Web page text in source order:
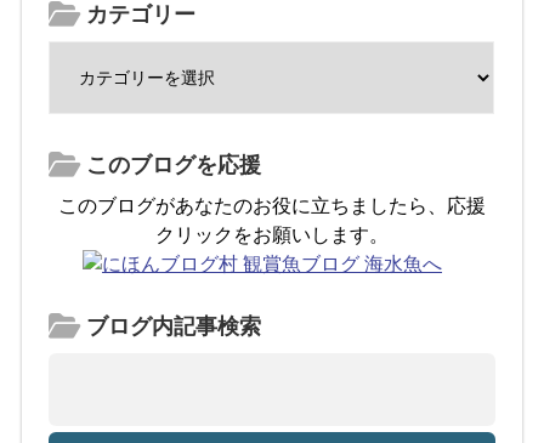
カテゴリー
このブログを応援
このブログがあなたのお役に立ちましたら、応援
クリックをお願いします。
ブログ内記事検索